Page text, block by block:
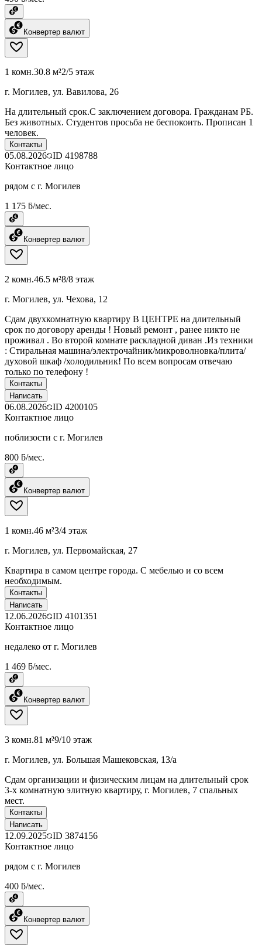
Конвертер валют
1 комн.30.8 м²2/5 этаж
г. Могилев, ул. Вавилова, 26
На длительный срок.С заключением договора. Гражданам РБ.
Без животных. Студентов просьба не беспокоить. Прописан 1
человек.
Контакты
05.08.2026 ID 4198788
Контактное лицо
рядом с г. Могилев
1 175 ƃ/мес.
Конвертер валют
2 комн.46.5 м²8/8 этаж
г. Могилев, ул. Чехова, 12
Сдам двухкомнатную квартиру В ЦЕНТРЕ на длительный
срок по договору аренды ! Новый ремонт , ранее никто не
проживал . Во второй комнате раскладной диван .Из техники
: Стиральная машина/электрочайник/микроволновка/плита/
духовой шкаф /холодильник! По всем вопросам отвечаю
только по телефону !
Контакты
Написать
06.08.2026 ID 4200105
Контактное лицо
поблизости с г. Могилев
800 ƃ/мес.
Конвертер валют
1 комн.46 м²3/4 этаж
г. Могилев, ул. Первомайская, 27
Квартира в самом центре города. С мебелью и со всем
необходимым.
Контакты
Написать
12.06.2026 ID 4101351
Контактное лицо
недалеко от г. Могилев
1 469 ƃ/мес.
Конвертер валют
3 комн.81 м²9/10 этаж
г. Могилев, ул. Большая Машековская, 13/а
Сдам организации и физическим лицам на длительный срок
3-х комнатную элитную квартиру, г. Могилев, 7 спальных
мест.
Контакты
Написать
12.09.2025 ID 3874156
Контактное лицо
рядом с г. Могилев
400 ƃ/мес.
Конвертер валют